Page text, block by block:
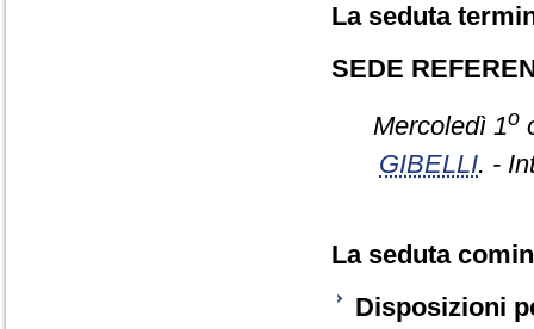
La seduta
SEDE
Mercoledì 1o
GIBELLI. -
La seduta
Disposizioni